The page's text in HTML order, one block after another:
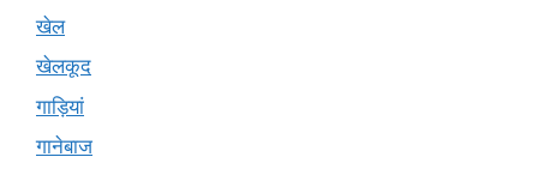
खेल
खेलकूद
गाड़ियां
गानेबाज